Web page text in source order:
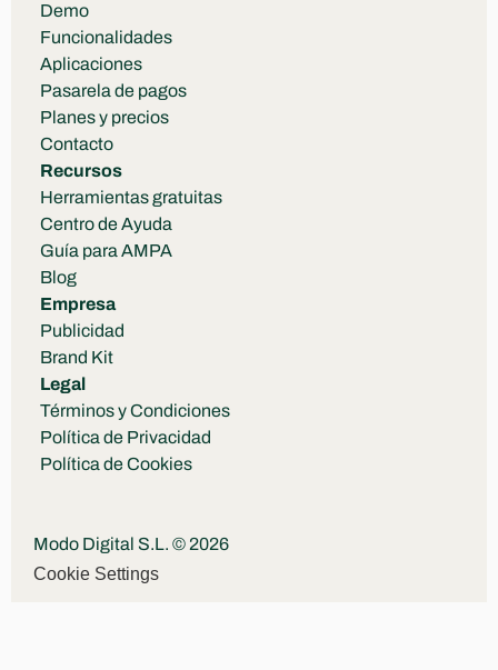
Demo
Funcionalidades
Aplicaciones
Pasarela de pagos
Planes y precios
Contacto
Recursos
Herramientas gratuitas
Centro de Ayuda
Guía para AMPA
Blog
Empresa
Publicidad
Brand Kit
Legal
Términos y Condiciones
Política de Privacidad
Política de Cookies
Modo Digital S.L. © 2026
Cookie Settings